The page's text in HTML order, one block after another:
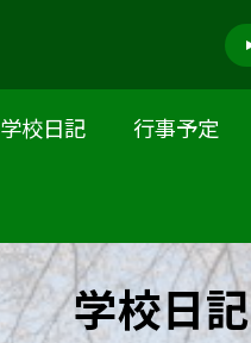
学校日記 行事予定
学校日記